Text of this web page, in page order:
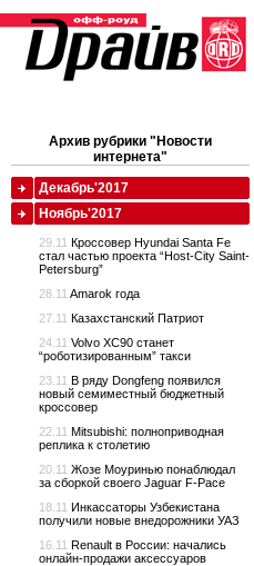
Архив рубрики "Новости
интернета"
Декабрь'2017
Ноябрь'2017
29.11 Кроссовер Hyundai Santa Fe
стал частью проекта “Host-City Saint-
Petersburg”
28.11 Amarok года
27.11 Казахстанский Патриот
24.11 Volvo XC90 станет
“роботизированным” такси
23.11 В ряду Dongfeng появился
новый семиместный бюджетный
кроссовер
22.11 Mitsubishi: полноприводная
реплика к столетию
20.11 Жозе Моуринью понаблюдал
за сборкой своего Jaguar F-Pace
18.11 Инкассаторы Узбекистана
получили новые внедорожники УАЗ
16.11 Renault в России: начались
онлайн-продажи аксессуаров